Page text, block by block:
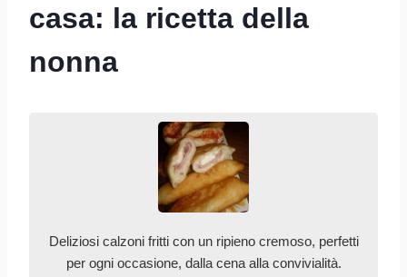
casa: la ricetta della
nonna
Deliziosi calzoni fritti con un ripieno cremoso, perfetti
per ogni occasione, dalla cena alla convivialità.